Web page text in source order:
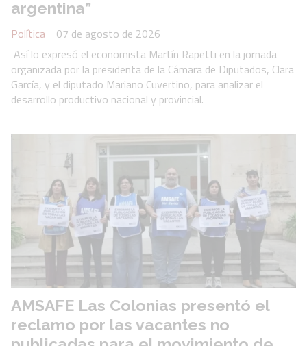
argentina”
Política
07 de agosto de 2026
Así lo expresó el economista Martín Rapetti en la jornada
organizada por la presidenta de la Cámara de Diputados, Clara
García, y el diputado Mariano Cuvertino, para analizar el
desarrollo productivo nacional y provincial.
AMSAFE Las Colonias presentó el
reclamo por las vacantes no